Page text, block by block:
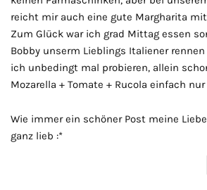
reicht mir auch eine gute Margharita
Zum Glück war ich grad Mittag essen
Bobby unserm Lieblings Italiener
ich unbedingt mal probieren, allein
Mozarella + Tomate + Rucola einfach nur
Wie immer ein schöner Post meine
ganz lieb :*